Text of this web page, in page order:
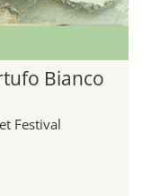
Bianco
Festival